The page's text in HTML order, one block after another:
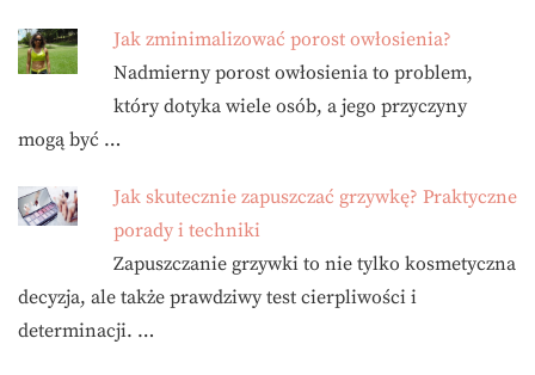
Jak zminimalizować porost owłosienia?
Nadmierny porost owłosienia to problem,
który dotyka wiele osób, a jego przyczyny
mogą być …
Jak skutecznie zapuszczać grzywkę? Praktyczne
porady i techniki
Zapuszczanie grzywki to nie tylko kosmetyczna
decyzja, ale także prawdziwy test cierpliwości i
determinacji. …